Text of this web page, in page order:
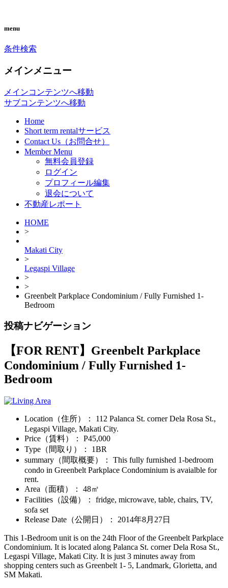
CONDO SEARCH in
MAKATI. フィリピン不動産
検索サイト「こんどマカティ
ね！」
心地マカティ周辺の不動産投資情報で
す。
menu
条件検索
メインメニュー
メインコンテンツへ移動
サブコンテンツへ移動
Home
Short term rentalサービス
Contact Us（お問合せ）
Member Menu
無料会員登録
ログイン
プロフィール編集
退会について
不動産レポート
HOME
>
Makati City
>
Legaspi Village
>
>
Greenbelt Parkplace Condominium / Fully Furnished 1-
Bedroom
投稿ナビゲーション
【FOR RENT】 Greenbelt Parkplace
Condominium / Fully Furnished 1-
Bedroom
Location（住所）
： 112 Palanca St. corner Dela Rosa St.,
Legaspi Village, Makati City.
Price（賃料）
： P45,000
Type（間取り）
： 1BR
summary（間取概要）
： This fully furnished 1-bedroom
condo in Greenbelt Parkplace Condominium is avaialble for
rent.
Area（面積）
： 48㎡
Facilities（設備）
： fridge, microwave, table, chairs, TV,
sofa set
Release Date（公開日）
： 2014年8月27日
This 1-Bedroom unit is on the 24th Floor of the Greenbelt Parkplace
Condominium. It is located along Palanca St. corner Dela Rosa St.,
Legaspi Village, Makati City. It is just 3 minutes away from
shopping centers such as Greenbelt 1- 5, Landmark, Glorietta, and
SM Makati.